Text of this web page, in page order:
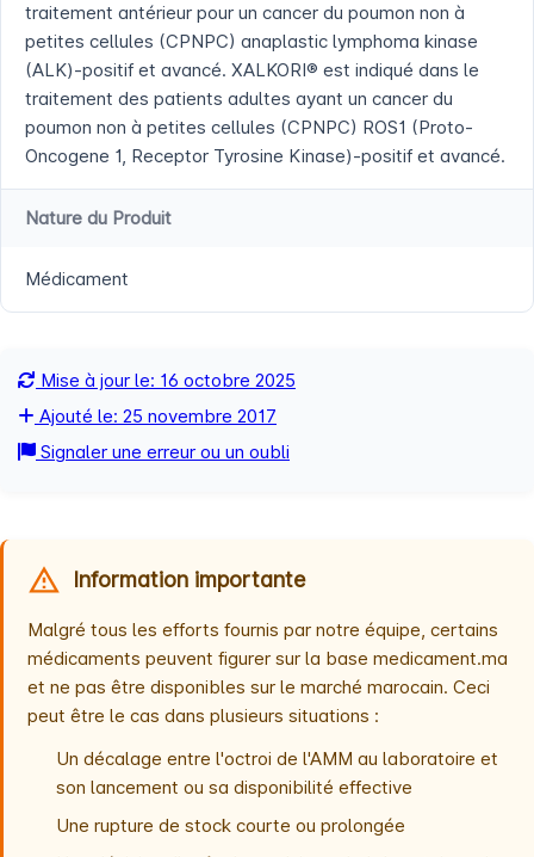
traitement antérieur pour un cancer du poumon non à
petites cellules (CPNPC) anaplastic lymphoma kinase
(ALK)-positif et avancé. XALKORI® est indiqué dans le
traitement des patients adultes ayant un cancer du
poumon non à petites cellules (CPNPC) ROS1 (Proto-
Oncogene 1, Receptor Tyrosine Kinase)-positif et avancé.
Nature du Produit
Médicament
Mise à jour le: 16 octobre 2025
Ajouté le: 25 novembre 2017
Signaler une erreur ou un oubli
Information importante
Malgré tous les efforts fournis par notre équipe, certains
médicaments peuvent figurer sur la base medicament.ma
et ne pas être disponibles sur le marché marocain. Ceci
peut être le cas dans plusieurs situations :
Un décalage entre l'octroi de l'AMM au laboratoire et
son lancement ou sa disponibilité effective
Une rupture de stock courte ou prolongée